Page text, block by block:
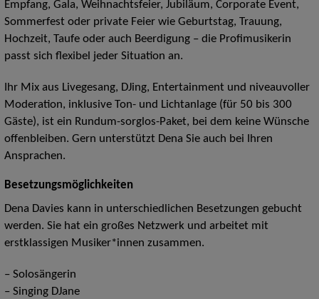
Empfang, Gala, Weihnachtsfeier, Jubiläum, Corporate Event,
Sommerfest oder private Feier wie Geburtstag, Trauung,
Hochzeit, Taufe oder auch Beerdigung – die Profimusikerin
passt sich flexibel jeder Situation an.
Ihr Mix aus Livegesang, DJing, Entertainment und niveauvoller
Moderation, inklusive Ton- und Lichtanlage (für 50 bis 300
Gäste), ist ein Rundum-sorglos-Paket, bei dem keine Wünsche
offenbleiben. Gern unterstützt Dena Sie auch bei Ihren
Ansprachen.
Besetzungsmöglichkeiten
Dena Davies kann in unterschiedlichen Besetzungen gebucht
werden. Sie hat ein großes Netzwerk und arbeitet mit
erstklassigen Musiker*innen zusammen.
– Solosängerin
– Singing DJane